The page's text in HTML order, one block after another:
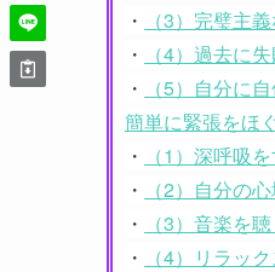
・
（3）完璧主
・
（4）過去に
・
（5）自分に
簡単に緊張をほ
・
（1）深呼吸
・
（2）自分の
・
（3）音楽を聴
・
（4）リラッ